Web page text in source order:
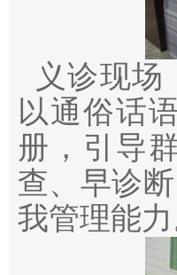
义诊现场
以通俗话
册，引导
查、早诊
我管理能力